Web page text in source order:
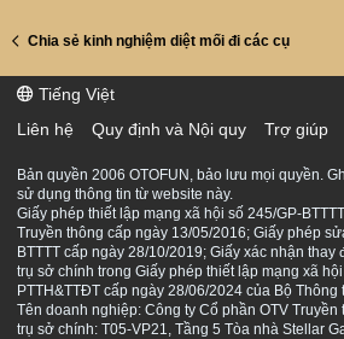
Chia sẻ kinh nghiệm diệt mối đi các cụ
Tiếng Việt
Liên hệ
Quy định và Nội quy Trợ giúp
Bản quyền 2006 OTOFUN, bảo lưu mọi quyền.
sử dụng thông tin từ website này.
Giấy phép thiết lập mạng xã hội số 245/GP-
Truyền thông cấp ngày 13/05/2016; Giấy phép
BTTTT cấp ngày 28/10/2019; Giấy xác nhận
trụ sở chính trong Giấy phép thiết lập mạng xã
PTTH&TTĐT cấp ngày 28/06/2024 của Bộ Thông
Tên doanh nghiệp: Công ty Cổ phần OTV
trụ sở chính: T05-VP21, Tầng 5 Tòa nhà Stellar